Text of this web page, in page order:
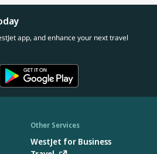
app, and enhance your next travel
Other Services
WestJet for Business